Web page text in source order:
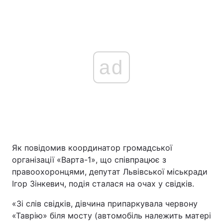
ad
Як повідомив координатор громадської
організації «Варта-1», що співпрацює з
правоохоронцями, депутат Львівської міськради
Ігор Зінкевич, подія сталася на очах у свідків.
«Зі слів свідків, дівчина припаркувала чeрвону
«Таврію» біля мосту (автомобіль належить матері